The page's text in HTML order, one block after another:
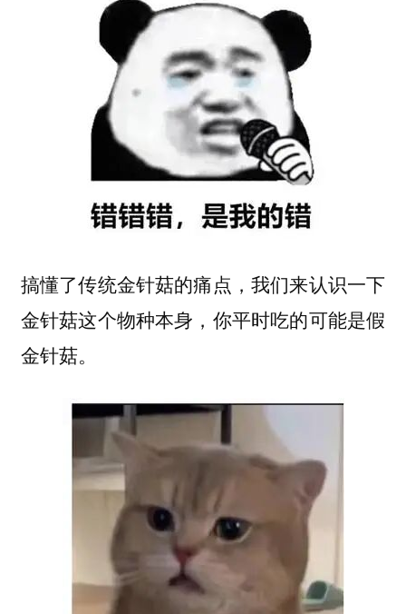
搞懂了传统金针菇的痛点，我们来认识一下
金针菇这个物种本身，你平时吃的可能是假
金针菇。